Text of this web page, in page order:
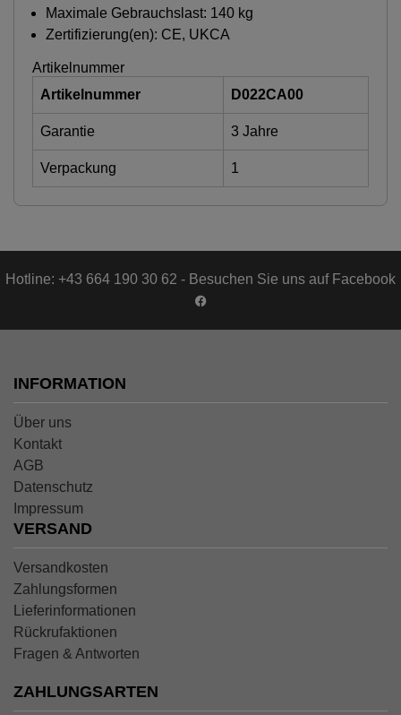
Maximale Gebrauchslast: 140 kg
Zertifizierung(en): CE, UKCA
Artikelnummer
Artikelnummer
D022CA00
Garantie 3 Jahre
Verpackung 1
Hotline: +43 664 190 30 62 - Besuchen Sie uns auf Facebook
INFORMATION
Über uns
Kontakt
AGB
Datenschutz
Impressum
VERSAND
Versandkosten
Zahlungsformen
Lieferinformationen
Rückrufaktionen
Fragen & Antworten
ZAHLUNGSARTEN